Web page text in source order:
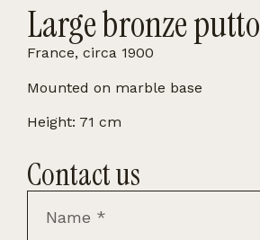
Large bronze putto
France, circa 1900
Mounted on marble base
Height: 71 cm
Contact us